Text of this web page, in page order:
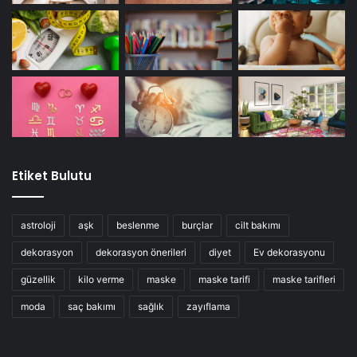
Meyve ve Sebzeler
Etiket Bulutu
astroloji aşk beslenme burçlar cilt bakımı
dekorasyon dekorasyon önerileri diyet Ev dekorasyonu
güzellik kilo verme maske maske tarifi maske tarifleri
moda saç bakımı sağlık zayıflama